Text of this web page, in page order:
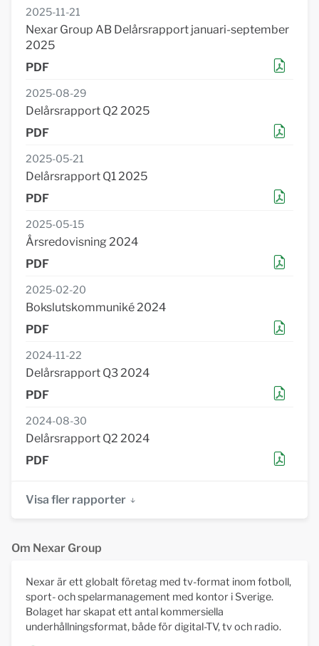
2025-11-21
Nexar Group AB Delårsrapport januari-september
2025
2025-08-29
Delårsrapport Q2 2025
2025-05-21
Delårsrapport Q1 2025
2025-05-15
Årsredovisning 2024
2025-02-20
Bokslutskommuniké 2024
2024-11-22
Delårsrapport Q3 2024
2024-08-30
Delårsrapport Q2 2024
Visa fler rapporter
Om Nexar Group
Nexar är ett globalt företag med tv-format inom fotboll,
sport- och spelarmanagement med kontor i Sverige.
Bolaget har skapat ett antal kommersiella
underhållningsformat, både för digital-TV, tv och radio.